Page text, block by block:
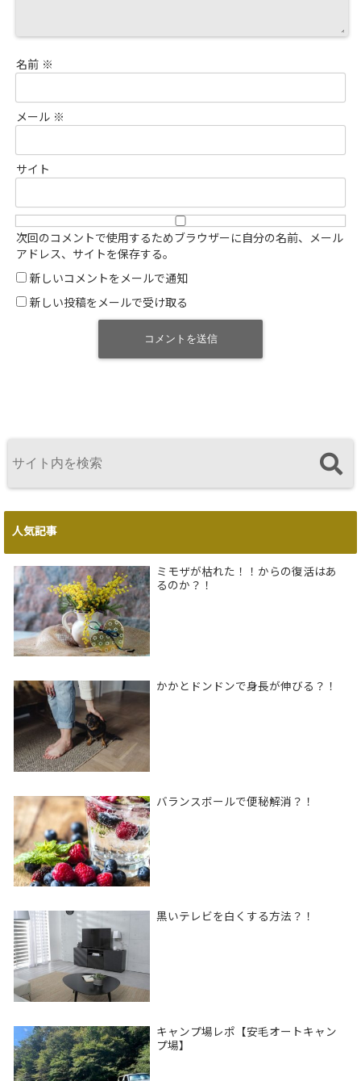
名前 ※
メール ※
サイト
次回のコメントで使用するためブラウザーに自分の名前、メール
アドレス、サイトを保存する。
新しいコメントをメールで通知
新しい投稿をメールで受け取る
人気記事
ミモザが枯れた！！からの復活はあ
るのか？！
かかとドンドンで身長が伸びる？！
バランスボールで便秘解消？！
黒いテレビを白くする方法？！
キャンプ場レポ【安毛オートキャン
プ場】